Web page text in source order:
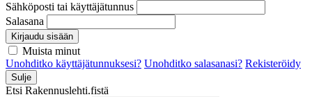
Sähköposti tai käyttäjätunnus
Salasana
Kirjaudu sisään
Muista minut
Unohditko käyttäjätunnuksesi? Unohditko salasanasi? Rekisteröidy
Sulje
Etsi Rakennuslehti.fistä